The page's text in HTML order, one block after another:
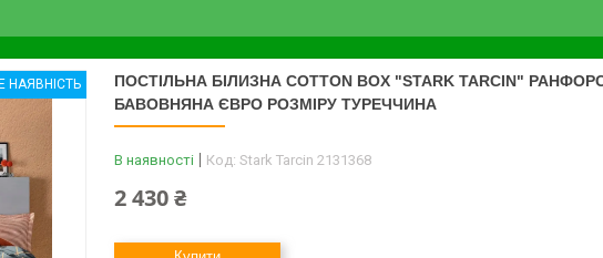
НАЯВНІСТЬ
ПОСТІЛЬНА БІЛИЗНА COTTON BOX "STARK TARCIN"
БАВОВНЯНА ЄВРО РОЗМІРУ ТУРЕЧЧИНА
В наявності Код: Stark Tarcin 2131368
2 430 ₴